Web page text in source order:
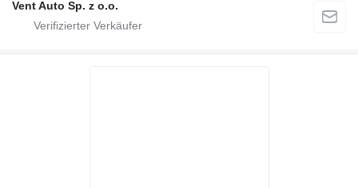
Vent Auto Sp. z o.o.